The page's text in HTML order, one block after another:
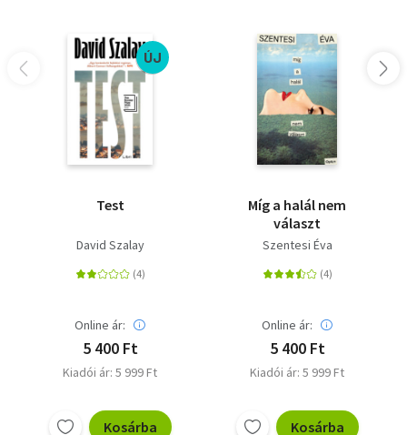
ÚJ
Test
David Szalay
Online ár:
5 400 Ft
Kiadói ár: 5 999 Ft
Kosárba
Míg a halál nem
választ
Szentesi Éva
Online ár:
5 400 Ft
Kiadói ár: 5 999 Ft
Kosárba